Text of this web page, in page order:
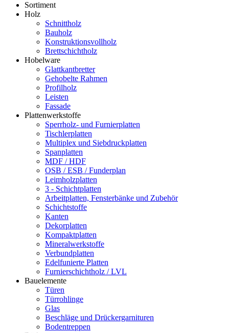
Sortiment
Holz
Schnittholz
Bauholz
Konstruktionsvollholz
Brettschichtholz
Hobelware
Glattkantbretter
Gehobelte Rahmen
Profilholz
Leisten
Fassade
Plattenwerkstoffe
Sperrholz- und Furnierplatten
Tischlerplatten
Multiplex und Siebdruckplatten
Spanplatten
MDF / HDF
OSB / ESB / Funderplan
Leimholzplatten
3 - Schichtplatten
Arbeitplatten, Fensterbänke und Zubehör
Schichtstoffe
Kanten
Dekorplatten
Kompaktplatten
Mineralwerkstoffe
Verbundplatten
Edelfunierte Platten
Furnierschichtholz / LVL
Bauelemente
Türen
Türrohlinge
Glas
Beschläge und Drückergarnituren
Bodentreppen